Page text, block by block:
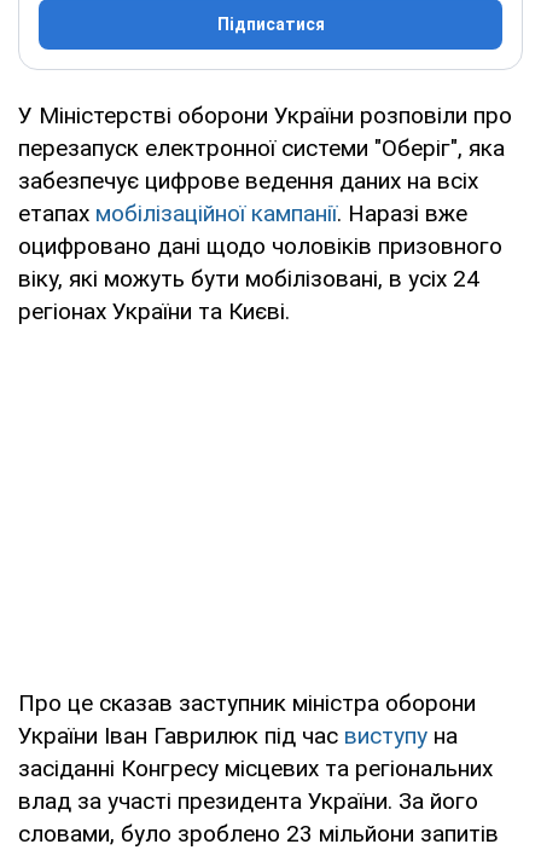
Підписатися
У Міністерстві оборони України розповіли про
перезапуск електронної системи "Оберіг", яка
забезпечує цифрове ведення даних на всіх
етапах мобілізаційної кампанії. Наразі вже
оцифровано дані щодо чоловіків призовного
віку, які можуть бути мобілізовані, в усіх 24
регіонах України та Києві.
Про це сказав заступник міністра оборони
України Іван Гаврилюк під час виступу на
засіданні Конгресу місцевих та регіональних
влад за участі президента України. За його
словами, було зроблено 23 мільйони запитів